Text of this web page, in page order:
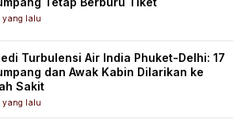
yang lalu
Turbulensi Air India Phuket-Delhi: 17
dan Awak Kabin Dilarikan ke
Sakit
yang lalu